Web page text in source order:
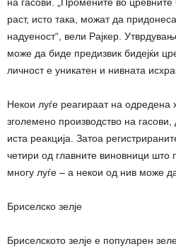
раст, исто така, можат да
надуеност“, вели Рајкер.
може да биде предизвик бидејќи
личност е уникатен и нивната
Некои луѓе реагираат на одредена
зголемено производство на
иста реакција. Затоа
четири од главните виновници што
многу луѓе – а некои од нив може
Бриселско зелје
Бриселското зелје е популарен